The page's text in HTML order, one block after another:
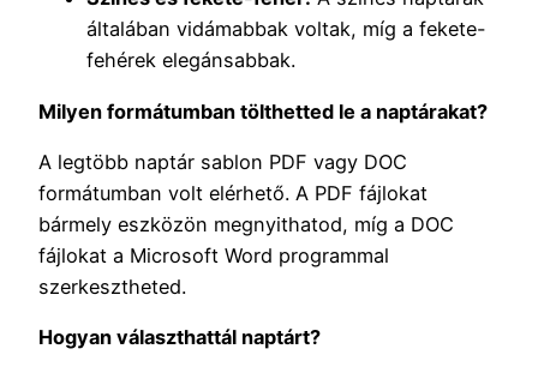
általában vidámabbak voltak, míg a fekete-
fehérek elegánsabbak.
Milyen formátumban tölthetted le a naptárakat?
A legtöbb naptár sablon PDF vagy DOC
formátumban volt elérhető. A PDF fájlokat
bármely eszközön megnyithatod, míg a DOC
fájlokat a Microsoft Word programmal
szerkesztheted.
Hogyan választhattál naptárt?